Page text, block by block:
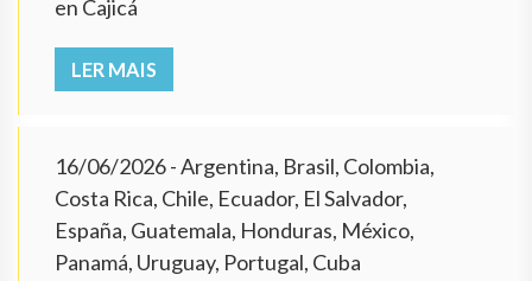
en Cajicá
LER MAIS
16/06/2026- Argentina, Brasil, Colombia,
Costa Rica, Chile, Ecuador, El Salvador,
España, Guatemala, Honduras, México,
Panamá, Uruguay, Portugal, Cuba